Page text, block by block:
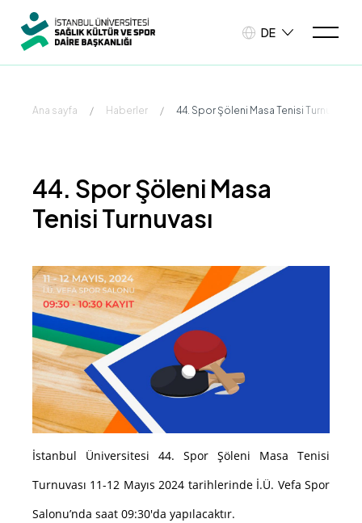
DE
Ana sayfa / Haberler / 44. Spor Şöleni Masa Tenisi Turnuvası
44. Spor Şöleni Masa
Tenisi Turnuvası
İstanbul Üniversitesi 44. Spor Şöleni Masa Tenisi
Turnuvası 11-12 Mayıs 2024 tarihlerinde İ.Ü. Vefa Spor
Salonu’nda saat 09:30'da yapılacaktır.